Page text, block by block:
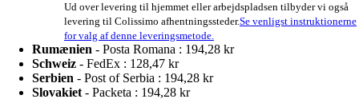
Ud over levering til hjemmet eller arbejdspladsen tilbyder vi også
levering til Colissimo afhentningssteder.Se venligst instruktionerne
for valg af denne leveringsmetode.
Rumænien - Posta Romana : 194,28 kr
Schweiz - FedEx : 128,47 kr
Serbien - Post of Serbia : 194,28 kr
Slovakiet - Packeta : 194,28 kr